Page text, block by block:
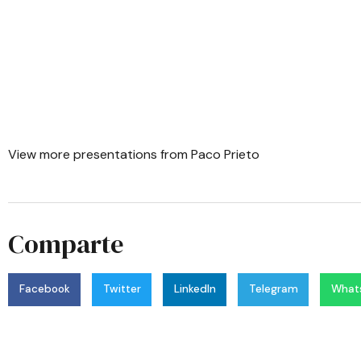
View more presentations from Paco Prieto
Comparte
Facebook Twitter LinkedIn Telegram